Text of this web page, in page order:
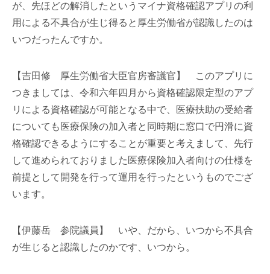
が、先ほどの解消したというマイナ資格確認アプリの利
用による不具合が生じ得ると厚生労働省が認識したのは
いつだったんですか。
【吉田修 厚生労働省大臣官房審議官】 このアプリに
つきましては、令和六年四月から資格確認限定型のアプ
リによる資格確認が可能となる中で、医療扶助の受給者
についても医療保険の加入者と同時期に窓口で円滑に資
格確認できるようにすることが重要と考えまして、先行
して進められておりました医療保険加入者向けの仕様を
前提として開発を行って運用を行ったというものでござ
います。
【伊藤岳 参院議員】 いや、だから、いつから不具合
が生じると認識したのかです、いつから。